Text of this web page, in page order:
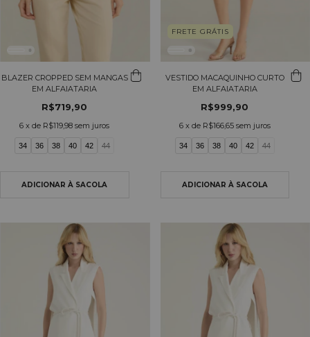
BLAZER CROPPED SEM MANGAS
EM ALFAIATARIA
R$719,90
6 x de R$119,98 sem juros
34 36 38 40 42 44
FRETE GRÁTIS
VESTIDO MACAQUINHO CURTO
EM ALFAIATARIA
R$999,90
6 x de R$166,65 sem juros
34 36 38 40 42 44